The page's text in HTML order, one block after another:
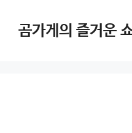
content곰가게의 즐거운